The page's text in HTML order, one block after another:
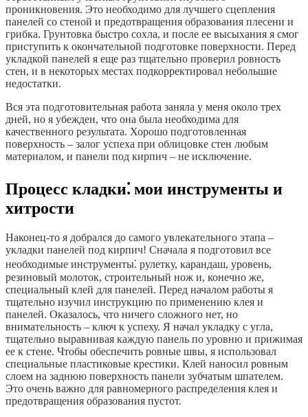
проникновения. Это необходимо для лучшего сцепления
панелей со стеной и предотвращения образования плесени и
грибка. Грунтовка быстро сохла, и после ее высыхания я смог
приступить к окончательной подготовке поверхности. Перед
укладкой панелей я еще раз тщательно проверил ровность
стен, и в некоторых местах подкорректировал небольшие
недостатки.
Вся эта подготовительная работа заняла у меня около трех
дней, но я убежден, что она была необходима для
качественного результата. Хорошо подготовленная
поверхность – залог успеха при облицовке стен любым
материалом, и панели под кирпич – не исключение.
Процесс кладки⁚ мои инструменты и
хитрости
Наконец-то я добрался до самого увлекательного этапа –
укладки панелей под кирпич! Сначала я подготовил все
необходимые инструменты⁚ рулетку, карандаш, уровень,
резиновый молоток, строительный нож и, конечно же,
специальный клей для панелей. Перед началом работы я
тщательно изучил инструкцию по применению клея и
панелей. Оказалось, что ничего сложного нет, но
внимательность – ключ к успеху. Я начал укладку с угла,
тщательно выравнивая каждую панель по уровню и прижимая
ее к стене. Чтобы обеспечить ровные швы, я использовал
специальные пластиковые крестики. Клей наносил ровным
слоем на заднюю поверхность панели зубчатым шпателем.
Это очень важно для равномерного распределения клея и
предотвращения образования пустот.